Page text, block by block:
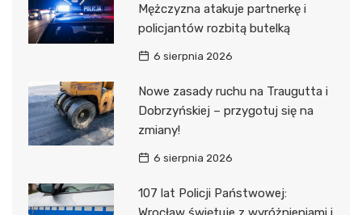
Mężczyzna atakuje partnerkę i
policjantów rozbitą butelką
6 sierpnia 2026
Nowe zasady ruchu na Traugutta i
Dobrzyńskiej – przygotuj się na
zmiany!
6 sierpnia 2026
107 lat Policji Państwowej: